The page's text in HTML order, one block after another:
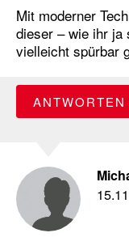
Mit moderner
dieser – wie ihr ja
vielleicht spürbar
ANTWORTEN